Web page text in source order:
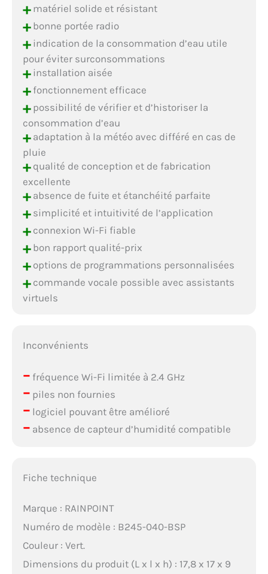
+matériel solide et résistant
+bonne portée radio
+indication de la consommation d’eau utile
pour éviter surconsommations
+installation aisée
+fonctionnement efficace
+possibilité de vérifier et d’historiser la
consommation d’eau
+adaptation à la météo avec différé en cas de
pluie
+qualité de conception et de fabrication
excellente
+absence de fuite et étanchéité parfaite
+simplicité et intuitivité de l’application
+connexion Wi-Fi fiable
+bon rapport qualité-prix
+options de programmations personnalisées
+commande vocale possible avec assistants
virtuels
Inconvénients
–fréquence Wi-Fi limitée à 2.4 GHz
–piles non fournies
–logiciel pouvant être amélioré
–absence de capteur d’humidité compatible
Fiche technique
Marque : RAINPOINT
Numéro de modèle : B245-040-BSP
Couleur : Vert.
Dimensions du produit (L x l x h) : 17,8 x 17 x 9